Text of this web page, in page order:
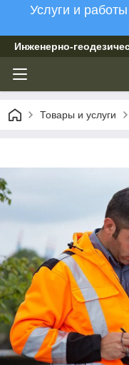
Услуги и
Инженерно-
Товары и услуги